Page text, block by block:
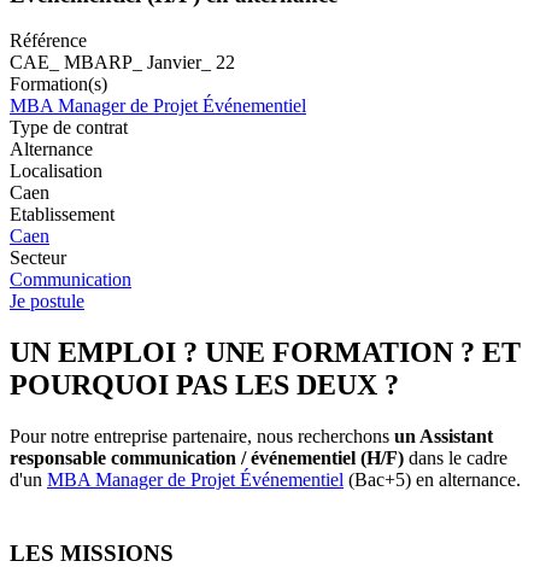
Référence
CAE_ MBARP_ Janvier_ 22
Formation(s)
MBA Manager de Projet Événementiel
Type de contrat
Alternance
Localisation
Caen
Etablissement
Caen
Secteur
Communication
Je postule
UN EMPLOI ? UNE FORMATION ? ET
POURQUOI PAS LES DEUX ?
Pour notre entreprise partenaire, nous recherchons un Assistant
responsable communication / événementiel (H/F) dans le cadre
d'un MBA Manager de Projet Événementiel (Bac+5) en alternance.
LES MISSIONS